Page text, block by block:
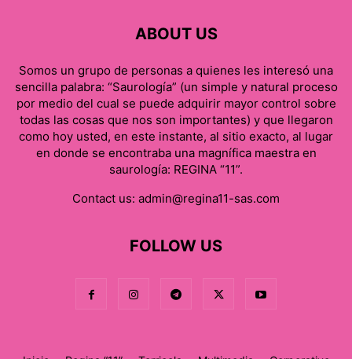
ABOUT US
Somos un grupo de personas a quienes les interesó una
sencilla palabra: “Saurología” (un simple y natural proceso
por medio del cual se puede adquirir mayor control sobre
todas las cosas que nos son importantes) y que llegaron
como hoy usted, en este instante, al sitio exacto, al lugar
en donde se encontraba una magnífica maestra en
saurología: REGINA “11”.
Contact us: admin@regina11-sas.com
FOLLOW US